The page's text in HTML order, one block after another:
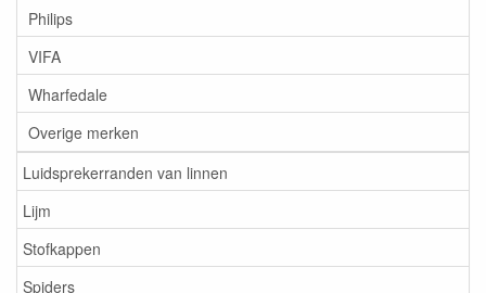
Philips
VIFA
Wharfedale
Overige merken
Luidsprekerranden van linnen
Lijm
Stofkappen
Spiders